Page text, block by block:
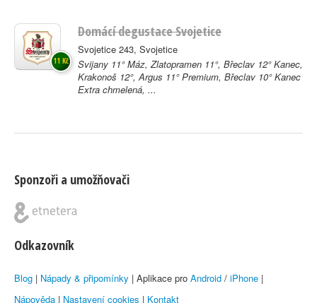
Domácí degustace Svojetice
Svojetice 243, Svojetice
Svijany 11° Máz, Zlatopramen 11°, Břeclav 12° Kanec,
Krakonoš 12°, Argus 11° Premium, Břeclav 10° Kanec
Extra chmelená, ...
11 Kč
Sponzoři a umožňovači
Odkazovník
Blog | Nápady & připomínky | Aplikace pro Android / iPhone |
Nápověda | Nastavení cookies | Kontakt